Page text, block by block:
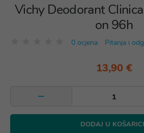
Vichy Deodorant
on 96h
0 ocjena Pitanja i
13,90 €
DODAJ U